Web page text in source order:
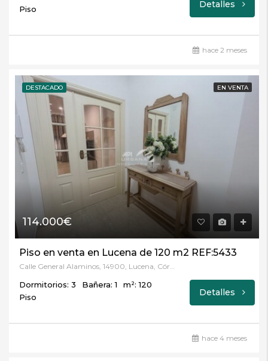
Piso
Detalles
hace 2 meses
DESTACADO EN VENTA
114.000€
Piso en venta en Lucena de 120 m2 REF:5433
Calle General Alaminos, 14900, Lucena, Córdoba
Dormitorios: 3 Bañera: 1
m²: 120
Piso
Detalles
hace 4 meses